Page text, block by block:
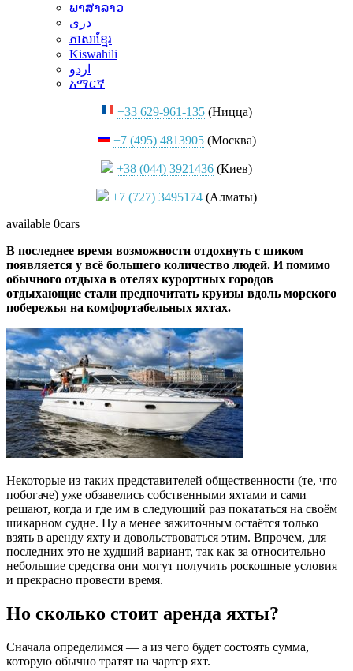
ພາສາລາວ
دری
ភាសាខ្មែរ
Kiswahili
اردو
አማርኛ
+33 629-961-135(Ницца)
+7 (495) 4813905(Москва)
+38 (044) 3921436 (Киев)
+7 (727) 3495174 (Алматы)
available 0cars
В последнее время возможности отдохнуть с шиком
появляется у всё большего количество людей. И помимо
обычного отдыха в отелях курортных городов
отдыхающие стали предпочитать круизы вдоль морского
побережья на комфортабельных яхтах.
Некоторые из таких представителей общественности (те, что
побогаче) уже обзавелись собственными яхтами и сами
решают, когда и где им в следующий раз покататься на своём
шикарном судне. Ну а менее зажиточным остаётся только
взять в аренду яхту и довольствоваться этим. Впрочем, для
последних это не худший вариант, так как за относительно
небольшие средства они могут получить роскошные условия
и прекрасно провести время.
Но сколько стоит аренда яхты?
Сначала определимся — а из чего будет состоять сумма,
которую обычно тратят на чартер яхт.